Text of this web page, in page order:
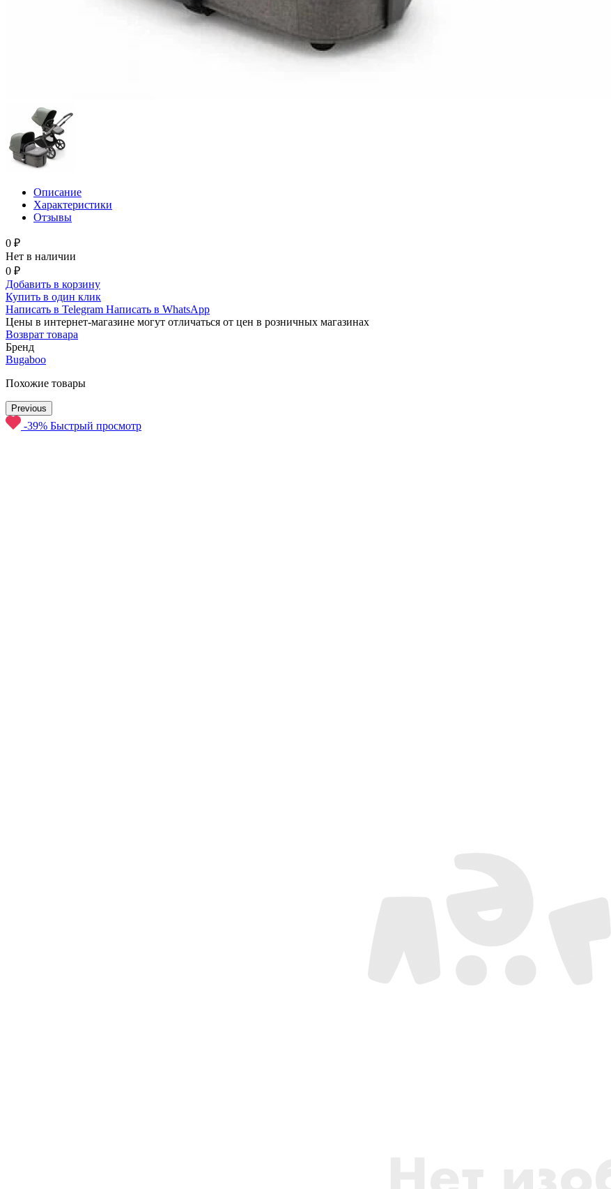
Описание
Характеристики
Отзывы
0 ₽
Нет в наличии
0 ₽
Добавить в корзину
Купить в один клик
Написать в Telegram Написать в WhatsApp
Цены в интернет-магазине могут отличаться от цен в розничных магазинах
Возврат товара
Бренд
Bugaboo
Похожие товары
Previous
-39% Быстрый просмотр